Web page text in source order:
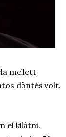
mellett
döntés volt.
el kilátni.